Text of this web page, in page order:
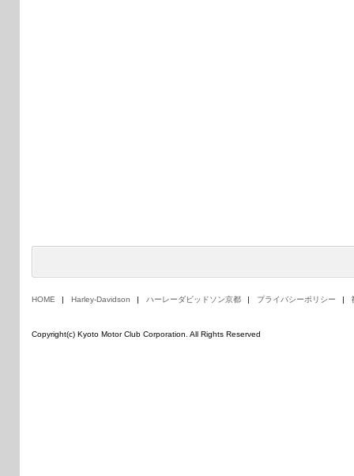
HOME Harley-Davidson ハーレーダビッドソン京都 プライバシーポリシー
Copyright(c) Kyoto Motor Club Corporation. All Rights Reserved